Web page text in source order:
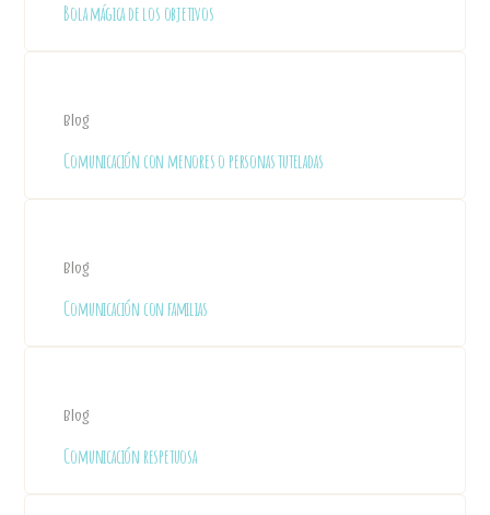
Bola mágica de los objetivos
Blog
Comunicación con menores o personas tuteladas
Blog
Comunicación con familias
Blog
Comunicación respetuosa